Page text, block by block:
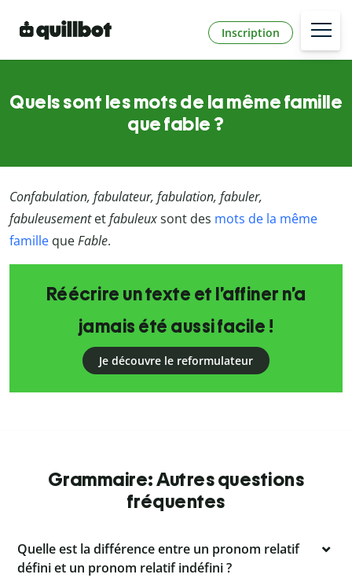
Inscription
Quels sont les mots de la même famille
que fable ?
Confabulation, fabulateur, fabulation, fabuler,
fabuleusementetfabuleuxsont des mots de la même
famille queFable.
Réécrire un texte et l’affiner n’a
jamais été aussi facile !
Je découvre le reformulateur
Grammaire: Autres questions
fréquentes
Quelle est la différence entre un pronom relatif
défini et un pronom relatif indéfini ?